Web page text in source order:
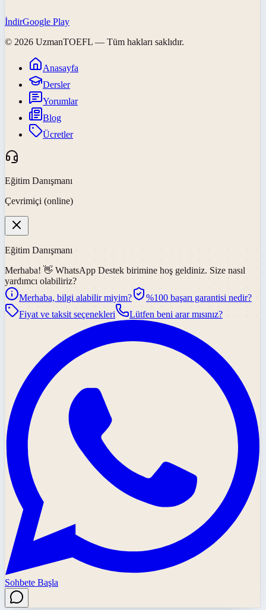
İndirGoogle Play
© 2026 UzmanTOEFL — Tüm hakları saklıdır.
Anasayfa
Dersler
Yorumlar
Blog
Ücretler
Eğitim Danışmanı
Çevrimiçi (online)
Eğitim Danışmanı
Merhaba! 👋 WhatsApp Destek birimine hoş geldiniz. Size nasıl
yardımcı olabiliriz?
Merhaba, bilgi alabilir miyim?
%100 başarı garantisi nedir?
Fiyat ve taksit seçenekleri
Lütfen beni arar mısınız?
Sohbete Başla